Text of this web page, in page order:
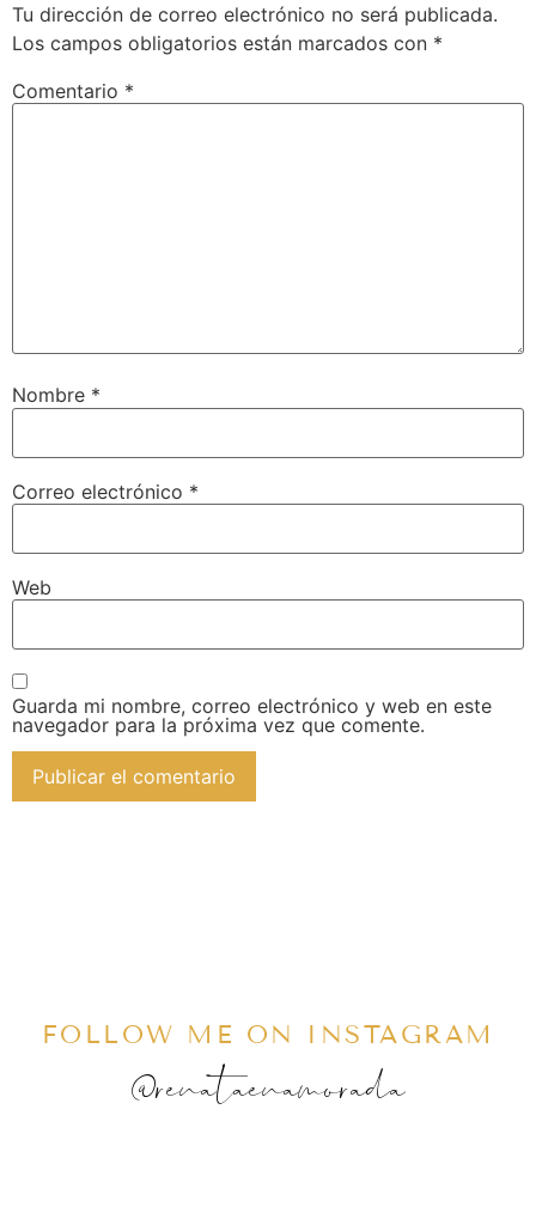
Tu dirección de correo electrónico no será publicada.
Los campos obligatorios están marcados con *
Comentario *
Nombre *
Correo electrónico *
Web
Guarda mi nombre, correo electrónico y web en este
navegador para la próxima vez que comente.
FOLLOW ME ON INSTAGRAM
@renataenamorada